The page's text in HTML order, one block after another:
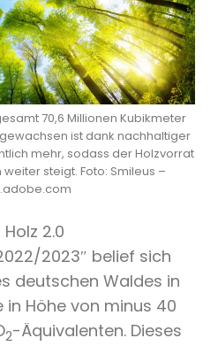
70,6 Millionen Kubikmeter
ist dank nachhaltiger
mehr, sodass der Holzvorrat
steigt. Foto: Smileus –
2.0
2023″ belief sich
deutschen Waldes in
in Höhe von minus 40
2-Äquivalenten. Dieses